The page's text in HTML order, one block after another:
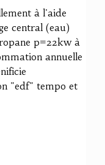
à l'aide
central (eau)
p=22kw à
annuelle
"edf" tempo et